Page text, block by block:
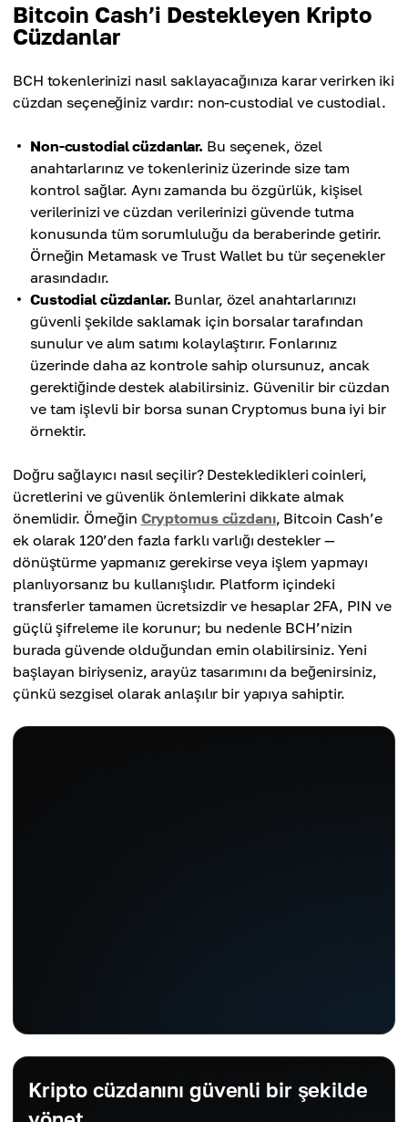
Bitcoin Cash’i Destekleyen Kripto
Cüzdanlar
BCH tokenlerinizi nasıl saklayacağınıza karar verirken iki
cüzdan seçeneğiniz vardır: non-custodial ve custodial.
Non-custodial cüzdanlar. Bu seçenek, özel
anahtarlarınız ve tokenleriniz üzerinde size tam
kontrol sağlar. Aynı zamanda bu özgürlük, kişisel
verilerinizi ve cüzdan verilerinizi güvende tutma
konusunda tüm sorumluluğu da beraberinde getirir.
Örneğin Metamask ve Trust Wallet bu tür seçenekler
arasındadır.
Custodial cüzdanlar. Bunlar, özel anahtarlarınızı
güvenli şekilde saklamak için borsalar tarafından
sunulur ve alım satımı kolaylaştırır. Fonlarınız
üzerinde daha az kontrole sahip olursunuz, ancak
gerektiğinde destek alabilirsiniz. Güvenilir bir cüzdan
ve tam işlevli bir borsa sunan Cryptomus buna iyi bir
örnektir.
Doğru sağlayıcı nasıl seçilir? Destekledikleri coinleri,
ücretlerini ve güvenlik önlemlerini dikkate almak
önemlidir. Örneğin Cryptomus cüzdanı, Bitcoin Cash’e
ek olarak 120’den fazla farklı varlığı destekler —
dönüştürme yapmanız gerekirse veya işlem yapmayı
planlıyorsanız bu kullanışlıdır. Platform içindeki
transferler tamamen ücretsizdir ve hesaplar 2FA, PIN ve
güçlü şifreleme ile korunur; bu nedenle BCH’nizin
burada güvende olduğundan emin olabilirsiniz. Yeni
başlayan biriyseniz, arayüz tasarımını da beğenirsiniz,
çünkü sezgisel olarak anlaşılır bir yapıya sahiptir.
Kripto cüzdanını güvenli bir şekilde